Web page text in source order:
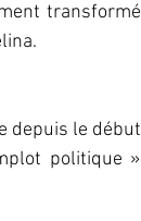
transformé
depuis le début
politique »